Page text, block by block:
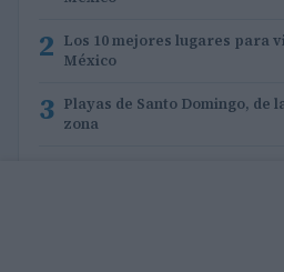
2 Los 10 mejores lugares para
México
3 Playas de Santo Domingo, de
zona